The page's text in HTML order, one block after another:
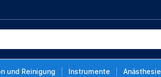
und Reinigung Instrumente Anästhesie